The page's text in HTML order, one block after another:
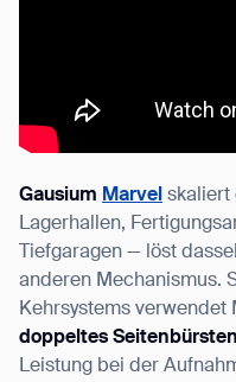
Gausium Marvel skaliert
Lagerhallen,
Tiefgaragen — löst
anderen Mechanismus.
Kehrsystems verwendet
doppeltes
Leistung bei der